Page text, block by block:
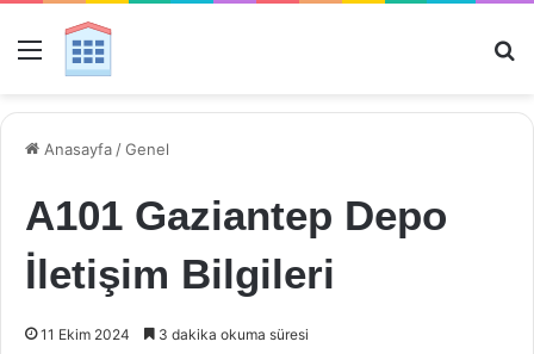
Menü
Anasayfa /Genel
A101 Gaziantep Depo
İletişim Bilgileri
11 Ekim 2024 3 dakika okuma süresi